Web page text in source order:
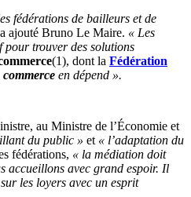
fédérations de bailleurs et de
a ajouté Bruno Le Maire. « Les
pour trouver des solutions
(1), dont la Fédération
en dépend ».
au Ministre de l’Économie et
du public » et « l’adaptation du
fédérations, « la médiation doit
accueillons avec grand espoir. Il
les loyers avec un esprit